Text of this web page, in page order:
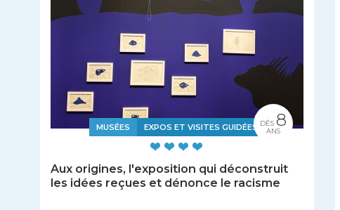
MUSÉES EXPOS ET VISITES GUIDÉES
Aux origines, l'exposition qui déconstruit
les idées reçues et dénonce le racisme
DÈS 8
ANS